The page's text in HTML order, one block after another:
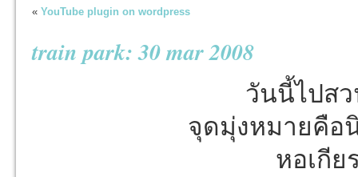
« YouTube plugin on wordpress
train park: 30 mar 2008
วันนี้ไปส
จุดมุ่งหมายคือ
หอเกี